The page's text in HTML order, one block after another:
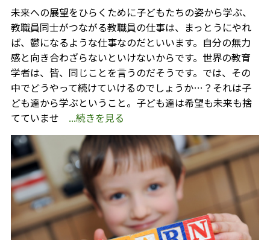
未来への展望をひらくために子どもたちの姿から学ぶ、
教職員同士がつながる教職員の仕事は、まっとうにやれ
ば、鬱になるような仕事なのだといいます。自分の無力
感と向き合わざらないといけないからです。世界の教育
学者は、皆、同じことを言うのだそうです。では、その
中でどうやって続けていけるのでしょうか…？それは子
ども達から学ぶということ。子ども達は希望も未来も捨
てていませ ...続きを見る